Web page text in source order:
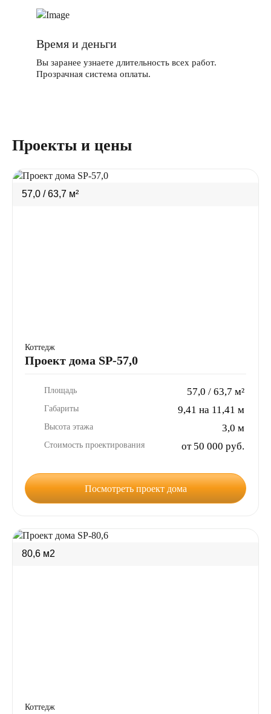
Время и деньги
Вы заранее узнаете длительность всех работ.
Прозрачная система оплаты.
Проекты и цены
57,0 / 63,7 м²
Коттедж
Проект дома SP-57,0
Площадь 57,0 / 63,7 м²
Габариты 9,41 на 11,41 м
Высота этажа 3,0 м
Стоимость проектирования от 50 000 руб.
Посмотреть проект дома
80,6 м2
Коттедж